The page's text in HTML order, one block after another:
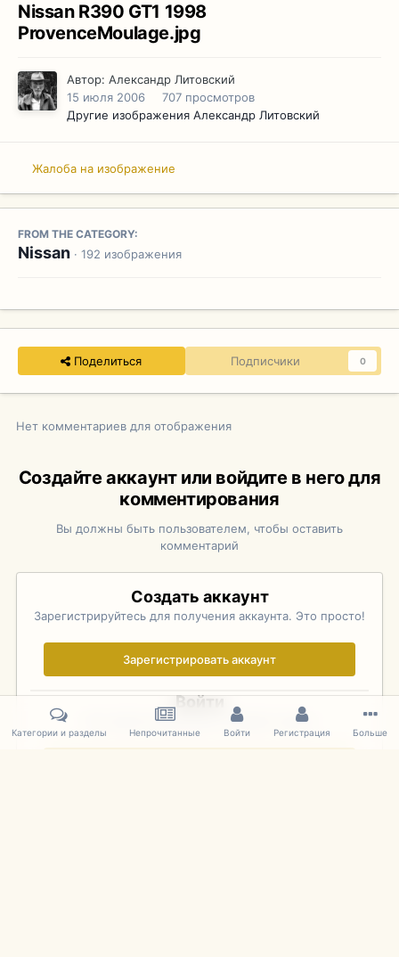
Nissan R390 GT1 1998
ProvenceMoulage.jpg
Автор: Александр Литовский
15 июля 2006
707 просмотров
Другие изображения Александр Литовский
Жалоба на изображение
FROM THE CATEGORY:
Nissan · 192 изображения
Поделиться Подписчики 0
Нет комментариев для отображения
Создайте аккаунт или войдите в него для
комментирования
Вы должны быть пользователем, чтобы оставить
комментарий
Создать аккаунт
Зарегистрируйтесь для получения аккаунта. Это просто!
Зарегистрировать аккаунт
Войти
Уже зарегистрированы? Войдите здесь.
Категории и разделы Непрочитанные Войти Регистрация Больше